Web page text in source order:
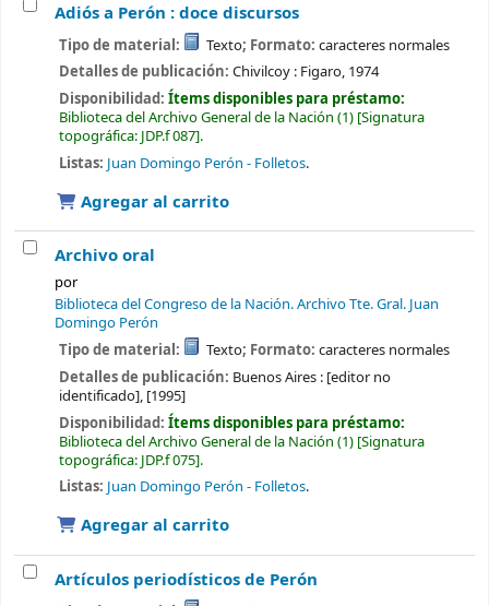
Adiós a Perón : doce discursos
Tipo de material: Texto; Formato:caracteres normales
Detalles de publicación: Chivilcoy : Figaro, 1974
Disponibilidad: Ítems disponibles para préstamo:
Biblioteca del Archivo General de la Nación (1) Signatura
topográfica: JDP.f 087 .
Listas: Juan Domingo Perón - Folletos.
Agregar al carrito
Archivo oral
por
Biblioteca del Congreso de la Nación. Archivo Tte. Gral. Juan
Domingo Perón
Tipo de material: Texto; Formato:caracteres normales
Detalles de publicación: Buenos Aires : [editor no
identificado], [1995]
Disponibilidad: Ítems disponibles para préstamo:
Biblioteca del Archivo General de la Nación (1) Signatura
topográfica: JDP.f 075 .
Listas: Juan Domingo Perón - Folletos.
Agregar al carrito
Artículos periodísticos de Perón